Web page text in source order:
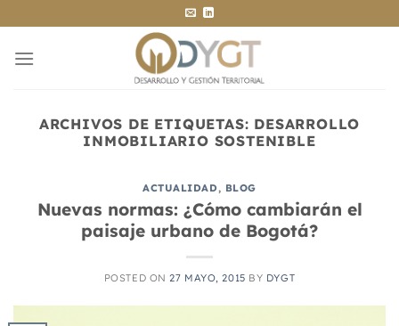
al
contenido
ARCHIVOS DE ETIQUETAS: DESARROLLO
INMOBILIARIO SOSTENIBLE
ACTUALIDAD, BLOG
Nuevas normas: ¿Cómo cambiarán el
paisaje urbano de Bogotá?
POSTED ON27 MAYO, 2015 BY DYGT